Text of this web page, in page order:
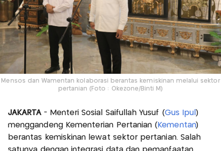
Mensos dan Wamentan kolaborasi berantas kemiskinan melalui sektor
pertanian (Foto : Okezone/Binti M)
JAKARTA - Menteri Sosial Saifullah Yusuf (Gus Ipul )
menggandeng Kementerian Pertanian ( Kementan)
berantas kemiskinan lewat sektor pertanian. Salah